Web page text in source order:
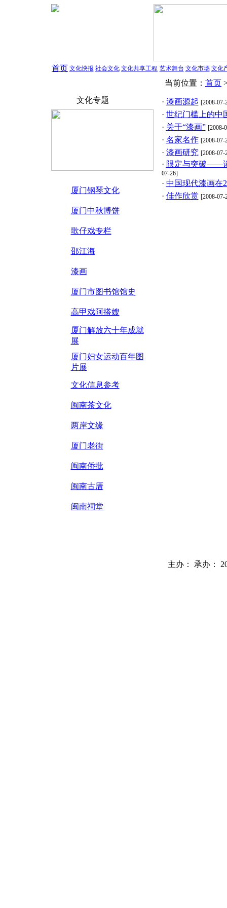
首页 文化快报 社会文化 文化共享工程 艺术舞台 文化市场 文化
文化专题
厦门钢琴文化
厦门中秋博饼
歌仔戏专栏
邵江海
漆画
厦门市图书馆馆史
高甲戏阿搭嫂
厦门解放六十年成就
展
厦门妇女运动百年图
片展
文化信息参考
闽南茶文化
两岸文缘
厦门老街
闽南侨批
闽南古厝
闽南祠堂
当前位置： 首页
· 漆画源起 [2008-07-
· 世纪门槛上的中
· 关于“漆画” [2008-
· 名家名作 [2008-07-
· 漆画研究 [2008-07-
· 限定与突破——
07-26]
· 中国现代漆画在
· 佳作欣赏 [2008-07-
主办： 承办：